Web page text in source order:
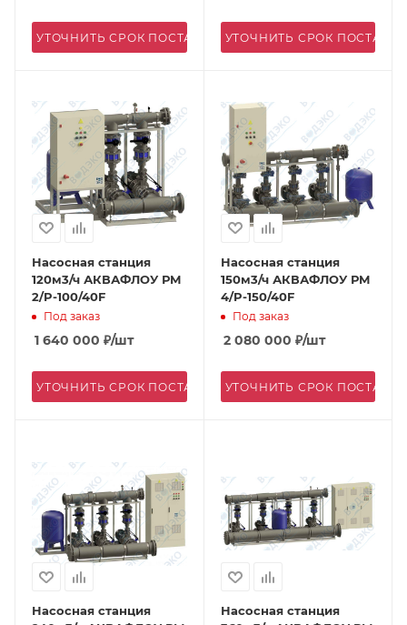
УТОЧНИТЬ СРОК ПОСТАВКИ УТОЧНИТЬ СРОК
Насосная станция
120м3/ч АКВАФЛОУ РМ
2/P-100/40F
Под заказ
1 640 000 ₽/шт
УТОЧНИТЬ СРОК ПОСТАВКИ
Насосная станция
150м3/ч АКВАФЛОУ РМ
4/P-150/40F
Под заказ
2 080 000 ₽/шт
УТОЧНИТЬ СРОК
Насосная станция
Насосная станция